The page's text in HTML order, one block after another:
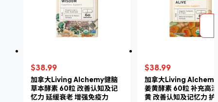
$38.99
加拿大Living Alchemy健脑
草本酵素 60粒 改善认知及记
忆力 延缓衰老 增强免疫力
$38.99
加拿大Living
姜黄酵素 60粒 补充高
黄 改善认知及记忆力 护